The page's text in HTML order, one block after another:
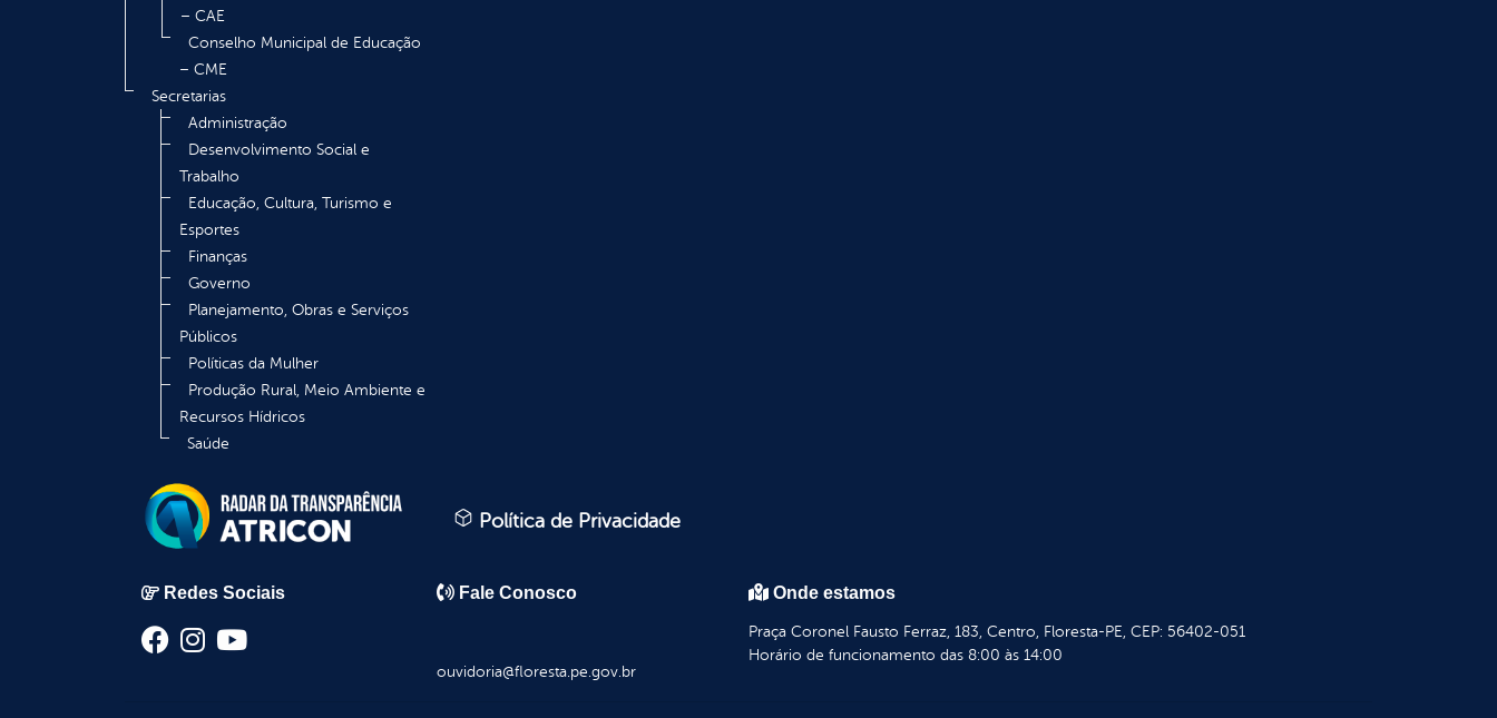
– CAE
Conselho Municipal de Educação
– CME
Secretarias
Administração
Desenvolvimento Social e
Trabalho
Educação, Cultura, Turismo e
Esportes
Finanças
Governo
Planejamento, Obras e Serviços
Públicos
Políticas da Mulher
Produção Rural, Meio Ambiente e
Recursos Hídricos
Saúde
Política de Privacidade
Redes Sociais Fale Conosco
ouvidoria@floresta.pe.gov.br
Onde estamos
Praça Coronel Fausto Ferraz, 183, Centro, Floresta-PE, CEP: 56402-051
Horário de funcionamento das 8:00 às 14:00